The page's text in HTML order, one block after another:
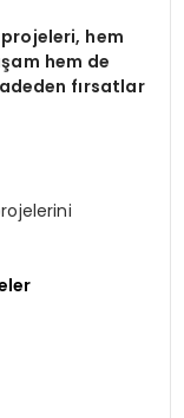
hem
hem de
fırsatlar